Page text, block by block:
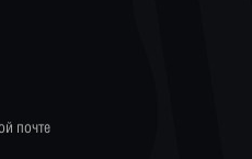
почте